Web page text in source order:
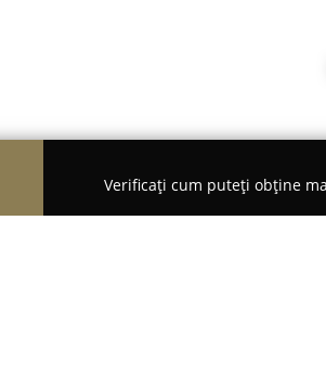
Verificați cum puteți obține